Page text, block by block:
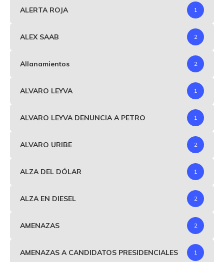
ALERTA ROJA 1
ALEX SAAB 2
Allanamientos 2
ALVARO LEYVA 1
ALVARO LEYVA DENUNCIA A PETRO 1
ALVARO URIBE 2
ALZA DEL DÓLAR 1
ALZA EN DIESEL 2
AMENAZAS 2
AMENAZAS A CANDIDATOS PRESIDENCIALES 1